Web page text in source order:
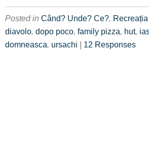
Posted in Când? Unde? Ce?,
diavolo, dopo poco, family pizza, hut,
domneasca, ursachi | 12 Responses